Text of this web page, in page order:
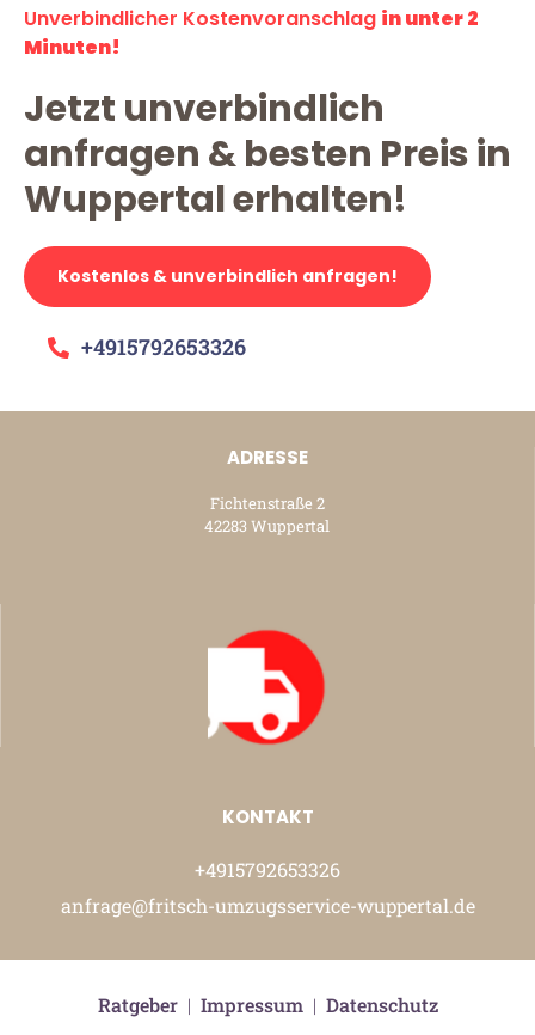
Unverbindlicher Kostenvoranschlag in unter 2
Minuten!
Jetzt unverbindlich
anfragen & besten Preis in
Wuppertal erhalten!
Kostenlos & unverbindlich anfragen!
+4915792653326
ADRESSE
Fichtenstraße 2
42283 Wuppertal
KONTAKT
+4915792653326
anfrage@fritsch-umzugsservice-wuppertal.de
Ratgeber| Impressum| Datenschutz